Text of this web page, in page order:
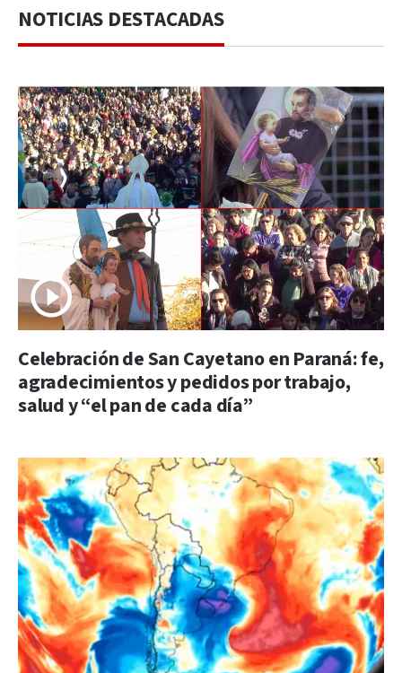
NOTICIAS DESTACADAS
Celebración de San Cayetano en Paraná: fe,
agradecimientos y pedidos por trabajo,
salud y “el pan de cada día”